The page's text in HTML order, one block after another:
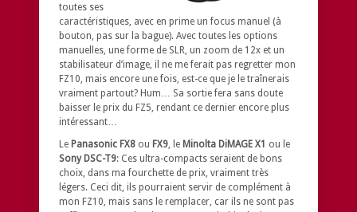
toutes ses
caractéristiques, avec en prime un focus manuel (à
bouton, pas sur la bague). Avec toutes les options
manuelles, une forme de SLR, un zoom de 12x et un
stabilisateur d’image, il ne me ferait pas regretter mon
FZ10, mais encore une fois, est-ce que je le traînerais
vraiment partout? Hum… Sa sortie fera sans doute
baisser le prix du FZ5, rendant ce dernier encore plus
intéressant…
Le Panasonic FX8 ou FX9 , le Minolta DiMAGE X1 ou le
Sony DSC-T9: Ces ultra-compacts seraient de bons
choix, dans ma fourchette de prix, vraiment très
légers. Ceci dit, ils pourraient servir de complément à
mon FZ10, mais sans le remplacer, car ils ne sont pas